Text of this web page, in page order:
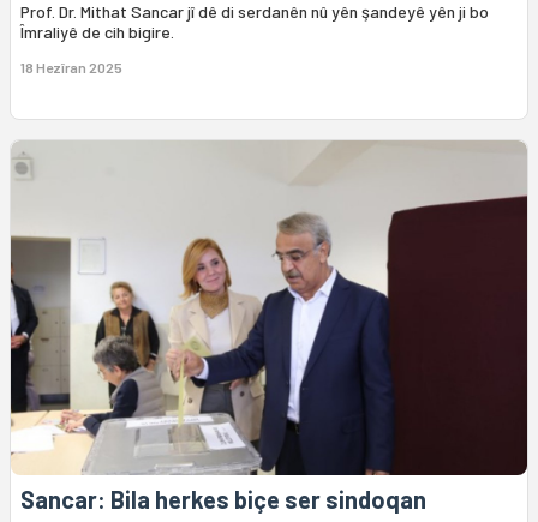
Prof. Dr. Mithat Sancar jî dê di serdanên nû yên şandeyê yên ji bo
Îmraliyê de cih bigire.
18 Hezîran 2025
Sancar: Bila herkes biçe ser sindoqan